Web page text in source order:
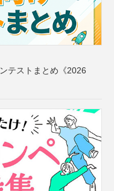
テストまとめ《2026